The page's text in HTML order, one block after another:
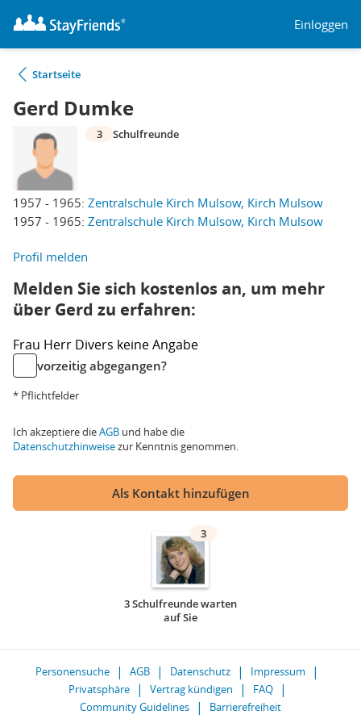
Einloggen
Startseite
Gerd Dumke
1957 - 1965: Zentralschule Kirch Mulsow, Kirch Mulsow
1957 - 1965: Zentralschule Kirch Mulsow, Kirch Mulsow
3 Schulfreunde
Profil melden
Melden Sie sich kostenlos an, um mehr
über Gerd zu erfahren:
Frau Herr Divers keine Angabe
vorzeitig abgegangen?
* Pflichtfelder
Ich akzeptiere dieAGB und habe die
Datenschutzhinweisezur Kenntnis genommen.
Als Kontakt hinzufügen
3
3 Schulfreunde warten
auf Sie
Personensuche AGB Datenschutz
Impressum
Privatsphäre
Vertrag kündigen
FAQ
Community Guidelines
Barrierefreiheit